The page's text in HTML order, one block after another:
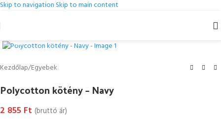
Skip to navigationSkip to main content
Kezdőlap/Egyebek
Polycotton kötény – Navy
2 855 Ft (bruttó ár)